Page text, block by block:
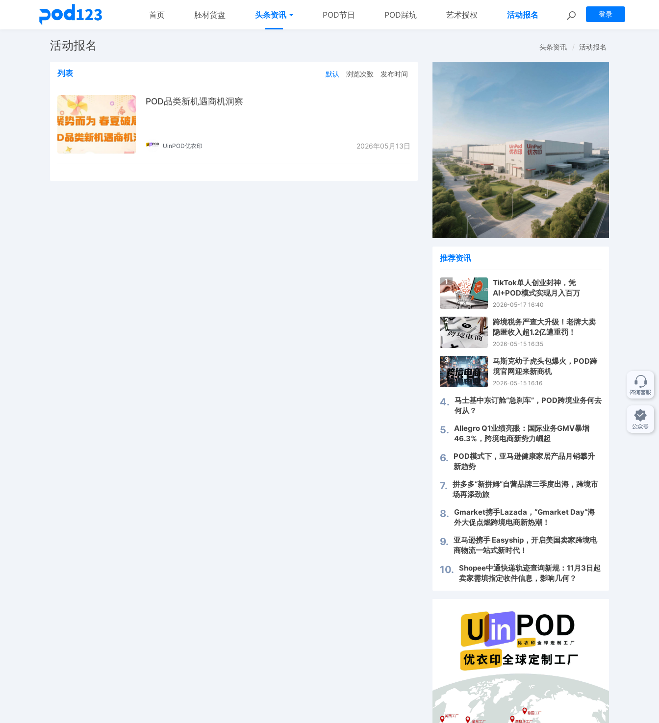
登录
首页 胚材货盘 头条资讯 POD节日 POD踩坑 艺术授权 活动报名
活动报名 头条资讯 活动报名
列表 默认 浏览次数 发布时间
POD品类新机遇商机洞察
UinPOD优衣印 2026年05月13日
推荐资讯
1
TikTok单人创业封神，凭
AI+POD模式实现月入百万
2026-05-17 16:40
2
跨境税务严查大升级！老牌大卖
隐匿收入超1.2亿遭重罚！
2026-05-15 16:35
3
马斯克幼子虎头包爆火，POD跨
境官网迎来新商机
2026-05-15 16:16
4. 马士基中东订舱“急刹车”，POD跨境业务何去
何从？
5. Allegro Q1业绩亮眼：国际业务GMV暴增
46.3%，跨境电商新势力崛起
6.
POD模式下，亚马逊健康家居产品月销攀升
新趋势
7. 拼多多“新拼姆”自营品牌三季度出海，跨境市
场再添劲旅
8. Gmarket携手Lazada，“Gmarket Day”海
外大促点燃跨境电商新热潮！
9. 亚马逊携手 Easyship，开启美国卖家跨境电
商物流一站式新时代！
10. Shopee中通快递轨迹查询新规：11月3日起
卖家需填指定收件信息，影响几何？